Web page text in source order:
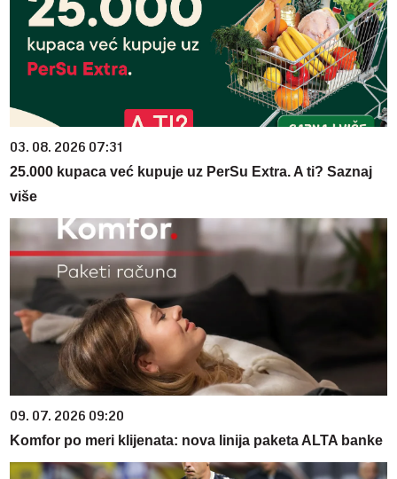
03. 08. 2026 07:31
25.000 kupaca već kupuje uz PerSu Extra. A ti? Saznaj
više
09. 07. 2026 09:20
Komfor po meri klijenata: nova linija paketa ALTA banke